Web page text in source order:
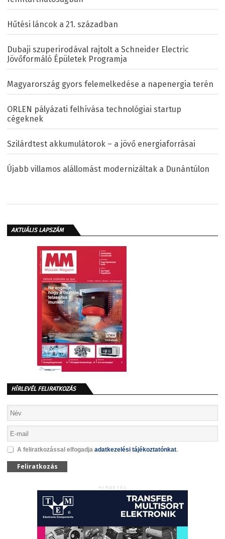
Hűtési láncok a 21. században
Dubaji szuperirodával rajtolt a Schneider Electric
Jövőformáló Épületek Programja
Magyarország gyors felemelkedése a napenergia terén
ORLEN pályázati felhívása technológiai startup
cégeknek
Szilárdtest akkumulátorok – a jövő energiaforrásai
Újabb villamos alállomást modernizáltak a Dunántúlon
AKTUÁLIS LAPSZÁM
HÍRLEVÉL FELIRATKOZÁS
A feliratkozással elfogadja adatkezelési tájékoztatónkat.
Feliratkozás
HIRDETÉS